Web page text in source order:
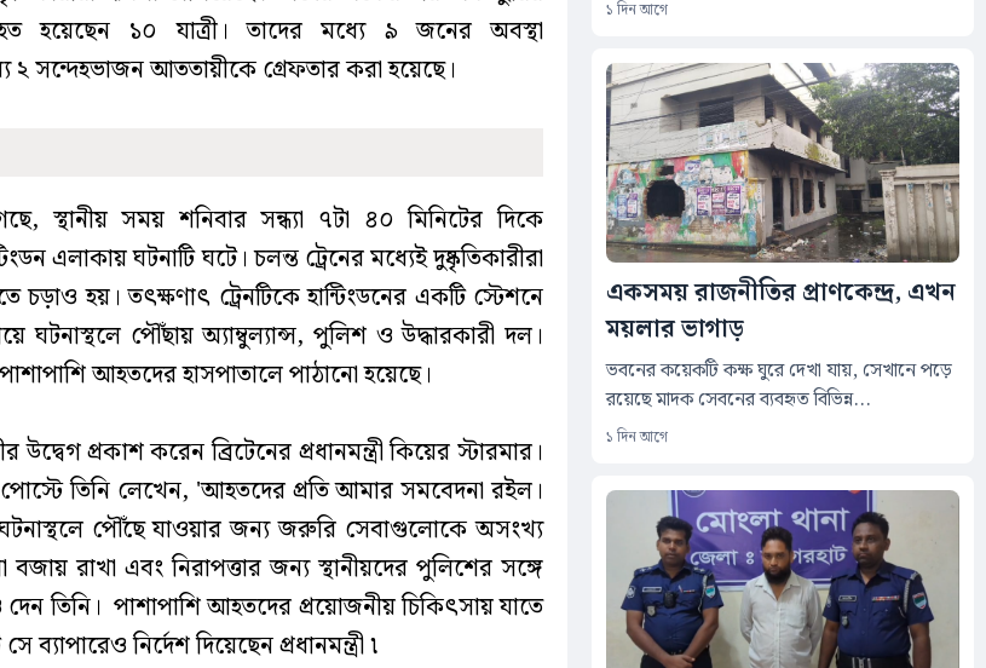
১০ যাত্রী। তাদের মধ্যে ৯ জনের অবস্থা
সন্দেহভাজন আততায়ীকে গ্রেফতার করা হয়েছে।
স্থানীয় সময় শনিবার সন্ধ্যা ৭টা ৪০ মিনিটের দিকে
এলাকায় ঘটনাটি ঘটে। চলন্ত ট্রেনের মধ্যেই দুষ্কৃতিকারীরা
চড়াও হয়। তৎক্ষণাৎ ট্রেনটিকে হান্টিংডনের একটি স্টেশনে
ঘটনাস্থলে পৌঁছায় অ্যাম্বুল্যান্স, পুলিশ ও উদ্ধারকারী দল।
আহতদের হাসপাতালে পাঠানো হয়েছে।
প্রকাশ করেন ব্রিটেনের প্রধানমন্ত্রী কিয়ের স্টারমার।
পোস্টে তিনি লেখেন, 'আহতদের প্রতি আমার সমবেদনা রইল।
পৌঁছে যাওয়ার জন্য জরুরি সেবাগুলোকে অসংখ্য
রাখা এবং নিরাপত্তার জন্য স্থানীয়দের পুলিশের সঙ্গে
তিনি। পাশাপাশি আহতদের প্রয়োজনীয় চিকিৎসায় যাতে
ব্যাপারেও নির্দেশ দিয়েছেন প্রধানমন্ত্রী ৷
১ দিন আগে
একসময় রাজনীতির প্রাণকেন্দ্র, এখন
ময়লার ভাগাড়
ভবনের কয়েকটি কক্ষ ঘুরে দেখা যায়, সেখানে পড়ে
রয়েছে মাদক সেবনের ব্যবহৃত বিভিন্ন...
১ দিন আগে